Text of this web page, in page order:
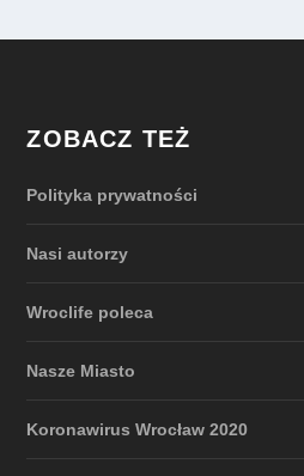
ZOBACZ TEŻ
Polityka prywatności
Nasi autorzy
Wroclife poleca
Nasze Miasto
Koronawirus Wrocław 2020